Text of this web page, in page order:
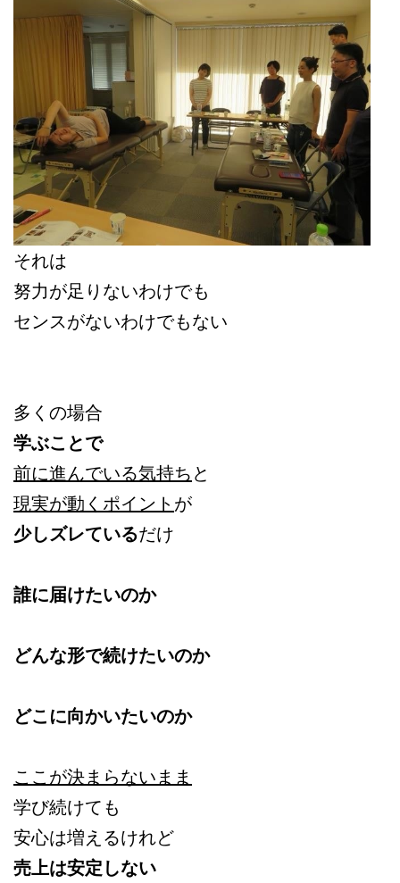
それは
努力が足りないわけでも
センスがないわけでもない
多くの場合
学ぶことで
前に進んでいる気持ち と
現実が動くポイント が
少しズレているだけ
誰に届けたいのか
どんな形で続けたいのか
どこに向かいたいのか
ここが決まらないまま
学び続けても
安心は増えるけれど
売上は安定しない